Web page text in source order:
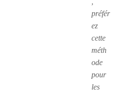
préfér
ez
cette
méth
ode
pour
les